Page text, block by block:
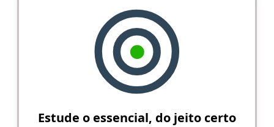
Estude o essencial, do jeito certo